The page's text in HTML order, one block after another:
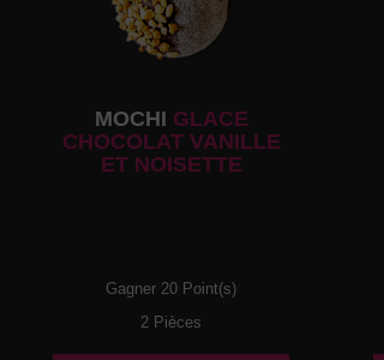
MOCHI GLACE
CHOCOLAT VANILLE
ET NOISETTE
Gagner 20 Point(s)
2 Pièces